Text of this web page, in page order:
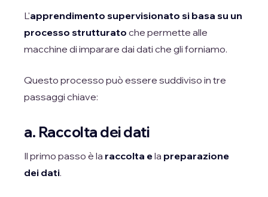
L'apprendimento supervisionato si basa su un
processo strutturato che permette alle
macchine di imparare dai dati che gli forniamo.
Questo processo può essere suddiviso in tre
passaggi chiave:
a. Raccolta dei dati
Il primo passo è la raccolta ela preparazione
dei dati.